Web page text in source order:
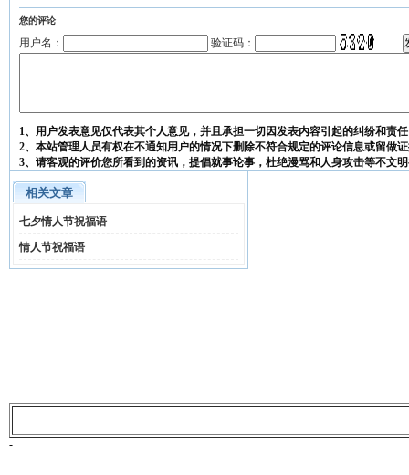
您的评论
用户名： 验证码：
1、用户发表意见仅代表其个人意见，并且承担一切因发表内容引起的纠纷和责
2、本站管理人员有权在不通知用户的情况下删除不符合规定的评论信息或留做
3、请客观的评价您所看到的资讯，提倡就事论事，杜绝漫骂和人身攻击等不文
相关文章
七夕情人节祝福语
情人节祝福语
-